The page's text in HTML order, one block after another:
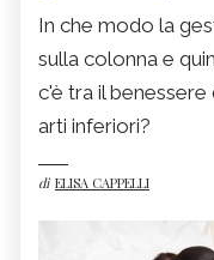
In che modo la
sulla colonna e
c'è tra il
arti inferiori?
di ELISA CAPPELLI